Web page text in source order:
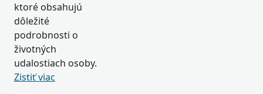
ktoré obsahujú
dôležité
podrobnosti o
životných
udalostiach osoby.
Zistiť viac